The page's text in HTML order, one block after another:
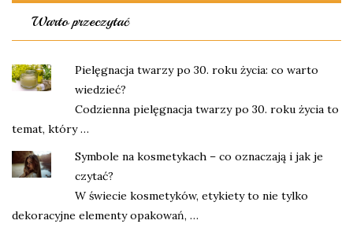
Warto przeczytać
Pielęgnacja twarzy po 30. roku życia: co warto
wiedzieć?
Codzienna pielęgnacja twarzy po 30. roku życia to
temat, który …
Symbole na kosmetykach – co oznaczają i jak je
czytać?
W świecie kosmetyków, etykiety to nie tylko
dekoracyjne elementy opakowań, …